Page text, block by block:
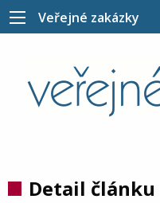
Veřejné zakázky
Detail článku